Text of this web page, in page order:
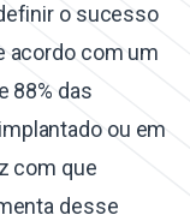
o sucesso
acordo com um
88% das
ou em
com que
desse